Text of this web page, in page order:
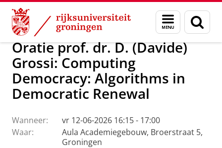
Skip
Content
Skip
Navigation
Menu
en
zoeken
Over ons Actueel Evenementen Oraties
Oratie prof. dr. D. (Davide)
Grossi: Computing
Democracy: Algorithms in
Democratic Renewal
Wanneer:
vr 12-06-2026 16:15 - 17:00
Waar:
Aula Academiegebouw, Broerstraat 5,
Groningen